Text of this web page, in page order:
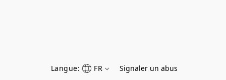
Langue: FR Signaler un abus